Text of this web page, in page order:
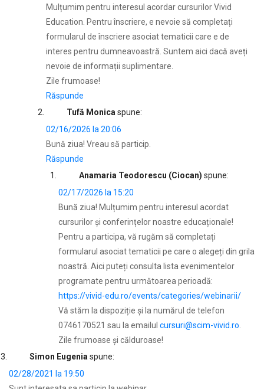
Mulțumim pentru interesul acordar cursurilor Vivid
Education. Pentru înscriere, e nevoie să completați
formularul de înscriere asociat tematicii care e de
interes pentru dumneavoastră. Suntem aici dacă aveți
nevoie de informații suplimentare.
Zile frumoase!
Răspunde
Tufă Monica spune:
02/16/2026 la 20:06
Bună ziua! Vreau să particip.
Răspunde
Anamaria Teodorescu (Ciocan) spune:
02/17/2026 la 15:20
Bună ziua! Mulțumim pentru interesul acordat
cursurilor și conferințelor noastre educaționale!
Pentru a participa, vă rugăm să completați
formularul asociat tematicii pe care o alegeți din grila
noastră. Aici puteți consulta lista evenimentelor
programate pentru următoarea perioadă:
https://vivid-edu.ro/events/categories/webinarii/
Vă stăm la dispoziție și la numărul de telefon
0746170521 sau la emailul cursuri@scim-vivid.ro
Zile frumoase și călduroase!
Simon Eugenia spune:
02/28/2021 la 19:50